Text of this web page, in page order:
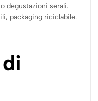
o degustazioni serali.
packaging riciclabile.